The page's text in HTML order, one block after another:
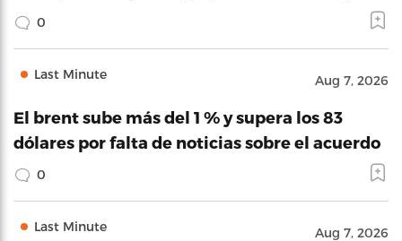
0
Last Minute Aug 7, 2026
El brent sube más del 1 % y supera los 83
dólares por falta de noticias sobre el acuerdo
0
Last Minute Aug 7, 2026